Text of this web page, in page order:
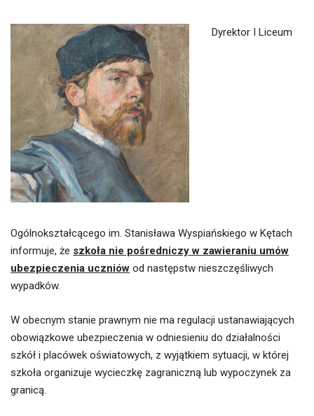
Dyrektor I Liceum
Ogólnokształcącego im. Stanisława Wyspiańskiego w Kętach
informuje, że szkoła nie pośredniczy w zawieraniu umów
ubezpieczenia uczniów od następstw nieszczęśliwych
wypadków.
W obecnym stanie prawnym nie ma regulacji ustanawiających
obowiązkowe ubezpieczenia w odniesieniu do działalności
szkół i placówek oświatowych, z wyjątkiem sytuacji, w której
szkoła organizuje wycieczkę zagraniczną lub wypoczynek za
granicą.